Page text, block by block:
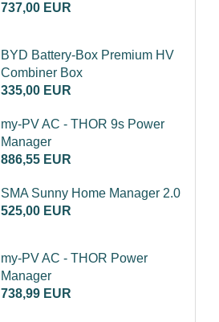
737,00 EUR
BYD Battery-Box Premium HV
Combiner Box
335,00 EUR
my-PV AC - THOR 9s Power
Manager
886,55 EUR
SMA Sunny Home Manager 2.0
525,00 EUR
my-PV AC - THOR Power
Manager
738,99 EUR